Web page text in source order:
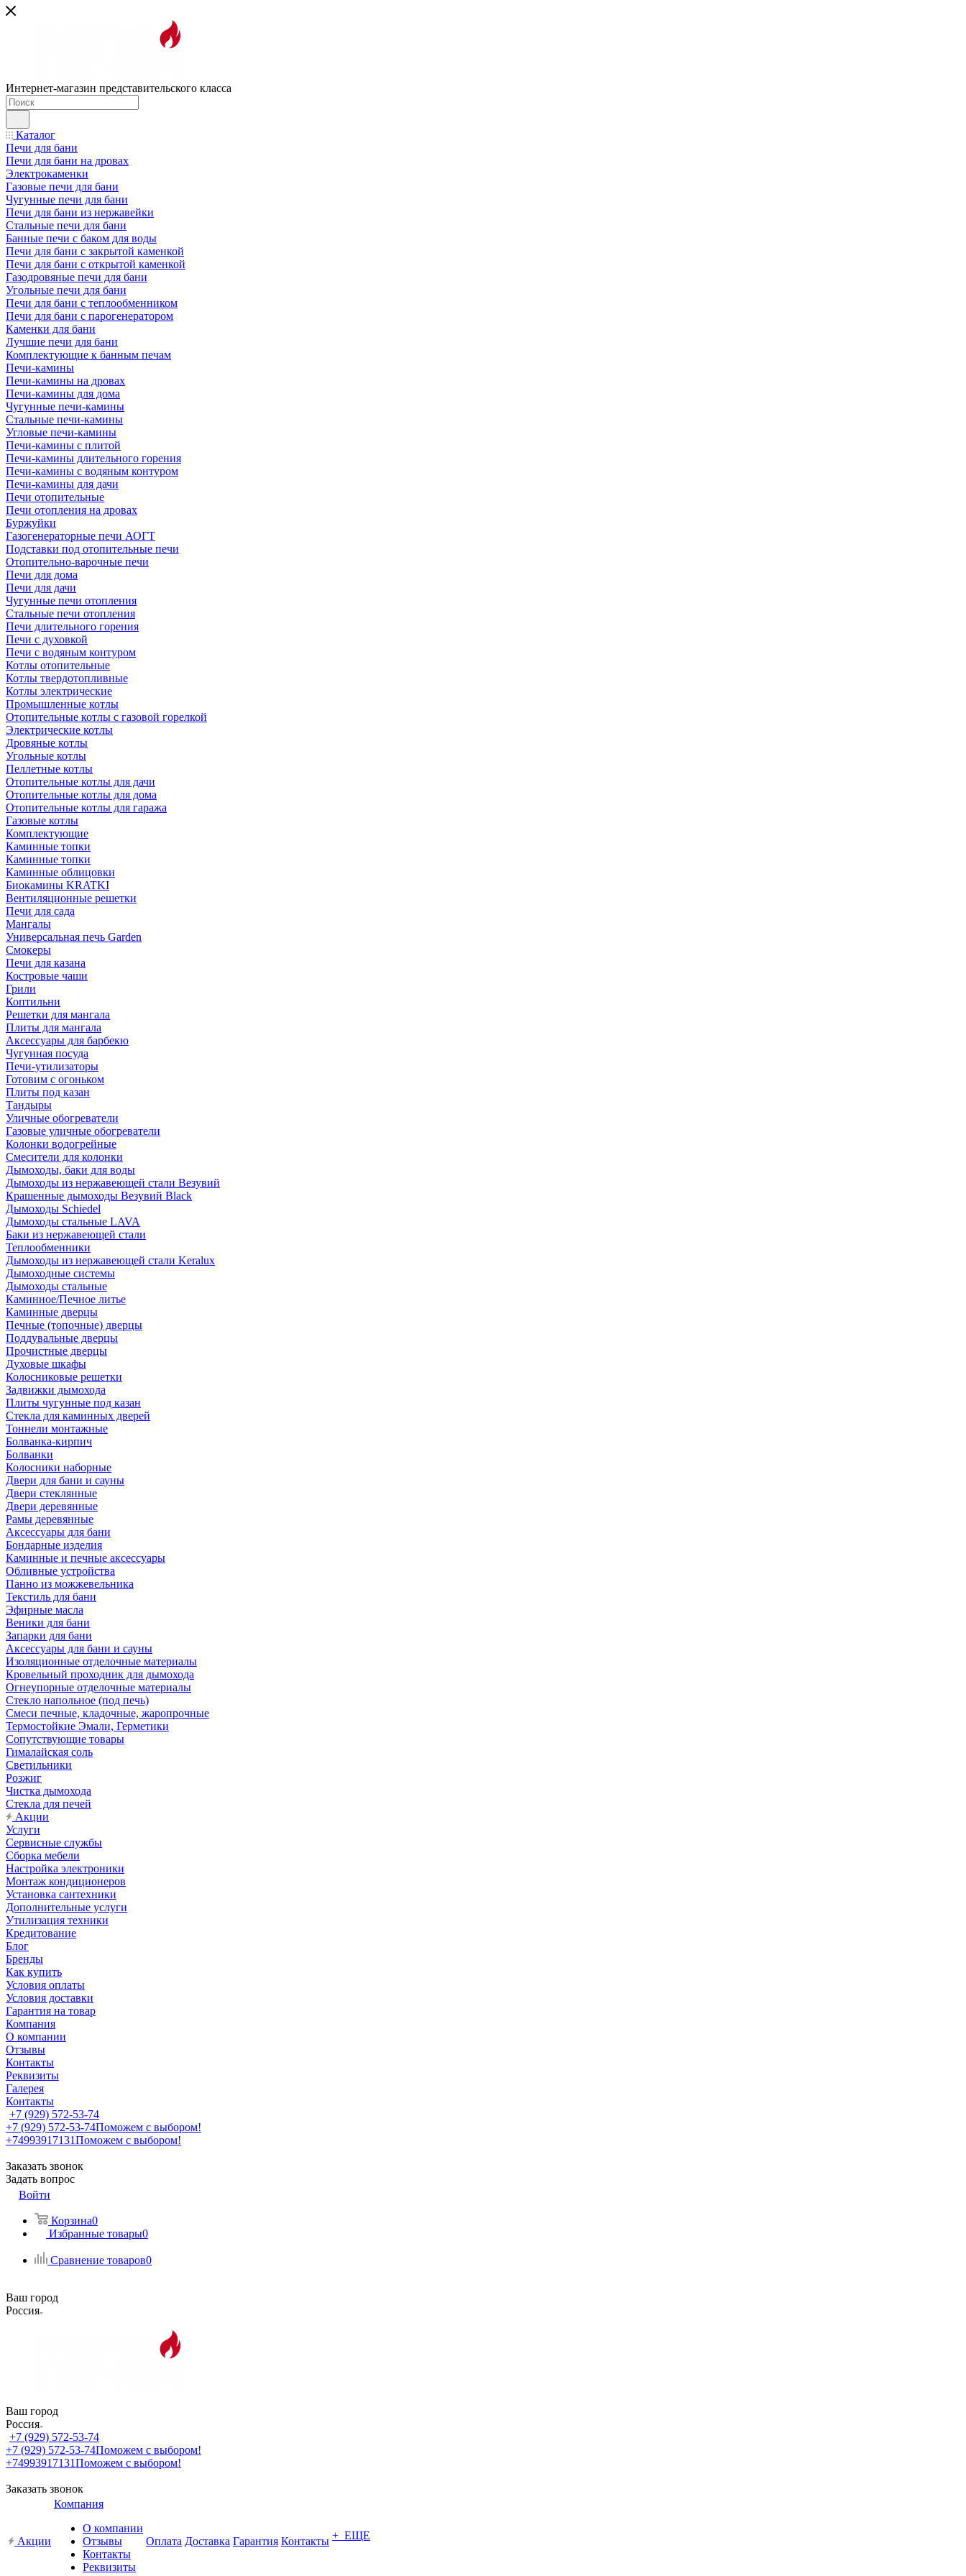
Интернет-магазин представительского класса
Каталог
Печи для бани
Печи для бани на дровах
Электрокаменки
Газовые печи для бани
Чугунные печи для бани
Печи для бани из нержавейки
Стальные печи для бани
Банные печи с баком для воды
Печи для бани с закрытой каменкой
Печи для бани с открытой каменкой
Газодровяные печи для бани
Угольные печи для бани
Печи для бани с теплообменником
Печи для бани с парогенератором
Каменки для бани
Лучшие печи для бани
Комплектующие к банным печам
Печи-камины
Печи-камины на дровах
Печи-камины для дома
Чугунные печи-камины
Стальные печи-камины
Угловые печи-камины
Печи-камины с плитой
Печи-камины длительного горения
Печи-камины с водяным контуром
Печи-камины для дачи
Печи отопительные
Печи отопления на дровах
Буржуйки
Газогенераторные печи АОГТ
Подставки под отопительные печи
Отопительно-варочные печи
Печи для дома
Печи для дачи
Чугунные печи отопления
Стальные печи отопления
Печи длительного горения
Печи с духовкой
Печи с водяным контуром
Котлы отопительные
Котлы твердотопливные
Котлы электрические
Промышленные котлы
Отопительные котлы с газовой горелкой
Электрические котлы
Дровяные котлы
Угольные котлы
Пеллетные котлы
Отопительные котлы для дачи
Отопительные котлы для дома
Отопительные котлы для гаража
Газовые котлы
Комплектующие
Каминные топки
Каминные топки
Каминные облицовки
Биокамины KRATKI
Вентиляционные решетки
Печи для сада
Мангалы
Универсальная печь Garden
Смокеры
Печи для казана
Костровые чаши
Грили
Коптильни
Решетки для мангала
Плиты для мангала
Аксессуары для барбекю
Чугунная посуда
Печи-утилизаторы
Готовим с огоньком
Плиты под казан
Тандыры
Уличные обогреватели
Газовые уличные обогреватели
Колонки водогрейные
Смесители для колонки
Дымоходы, баки для воды
Дымоходы из нержавеющей стали Везувий
Крашенные дымоходы Везувий Black
Дымоходы Schiedel
Дымоходы стальные LAVA
Баки из нержавеющей стали
Теплообменники
Дымоходы из нержавеющей стали Keralux
Дымоходные системы
Дымоходы стальные
Каминное/Печное литье
Каминные дверцы
Печные (топочные) дверцы
Поддувальные дверцы
Прочистные дверцы
Духовые шкафы
Колосниковые решетки
Задвижки дымохода
Плиты чугунные под казан
Стекла для каминных дверей
Тоннели монтажные
Болванка-кирпич
Болванки
Колосники наборные
Двери для бани и сауны
Двери стеклянные
Двери деревянные
Рамы деревянные
Аксессуары для бани
Бондарные изделия
Каминные и печные аксессуары
Обливные устройства
Панно из можжевельника
Текстиль для бани
Эфирные масла
Веники для бани
Запарки для бани
Аксессуары для бани и сауны
Изоляционные отделочные материалы
Кровельный проходник для дымохода
Огнеупорные отделочные материалы
Стекло напольное (под печь)
Смеси печные, кладочные, жаропрочные
Термостойкие Эмали, Герметики
Сопутствующие товары
Гималайская соль
Светильники
Розжиг
Чистка дымохода
Стекла для печей
Акции
Услуги
Сервисные службы
Сборка мебели
Настройка электроники
Монтаж кондиционеров
Установка сантехники
Дополнительные услуги
Утилизация техники
Кредитование
Блог
Бренды
Как купить
Условия оплаты
Условия доставки
Гарантия на товар
Компания
О компании
Отзывы
Контакты
Реквизиты
Галерея
Контакты
+7 (929) 572-53-74
+7 (929) 572-53-74Поможем с выбором!
+74993917131Поможем с выбором!
Заказать звонок
Задать вопрос
Войти
Корзина0
Избранные товары0
Сравнение товаров0
Ваш город
Россия
Ваш город
Россия
+7 (929) 572-53-74
+7 (929) 572-53-74Поможем с выбором!
+74993917131Поможем с выбором!
Заказать звонок
Акции
Компания
О компании
Отзывы
Контакты
Реквизиты
Оплата Доставка Гарантия Контакты + ЕЩЕ